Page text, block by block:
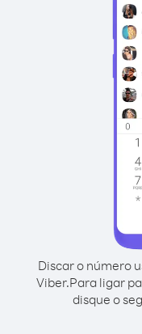
Discar o número
Viber.Para ligar
disque o